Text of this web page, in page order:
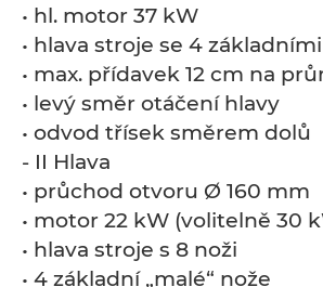
• hl. motor 37 kW
• hlava stroje se 4
• max. přídavek 12 cm na
• levý směr otáčení hlavy
• odvod třísek směrem dolů
- II Hlava
• průchod otvoru Ø 160 mm
• motor 22 kW (volitelně 30
• hlava stroje s 8 noži
• 4 základní „malé“ nože